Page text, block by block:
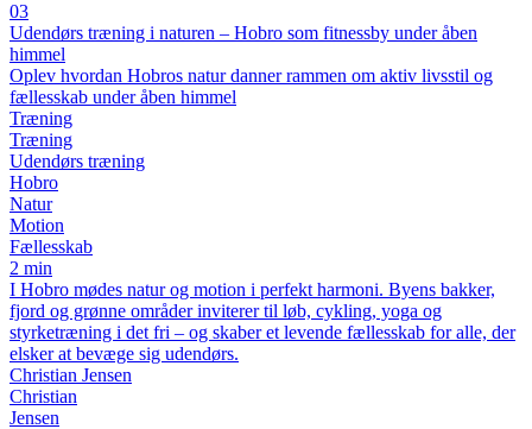
03
Udendørs træning i naturen – Hobro som fitnessby under åben
himmel
Oplev hvordan Hobros natur danner rammen om aktiv livsstil og
fællesskab under åben himmel
Træning
Træning
Udendørs træning
Hobro
Natur
Motion
Fællesskab
2 min
I Hobro mødes natur og motion i perfekt harmoni. Byens bakker,
fjord og grønne områder inviterer til løb, cykling, yoga og
styrketræning i det fri – og skaber et levende fællesskab for alle, der
elsker at bevæge sig udendørs.
Christian Jensen
Christian
Jensen